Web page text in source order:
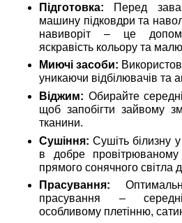
Підготовка: Перед
машину підковдри та
навиворіт – це
яскравість кольору та
Миючі засоби:
уникаючи відбілювачів та
Віджим: Обирайте
щоб запобігти зайвому
тканини.
Сушіння: Сушіть білизну
в добре
прямого сонячного світла
Прасування:
прасування –
особливому плетінню,